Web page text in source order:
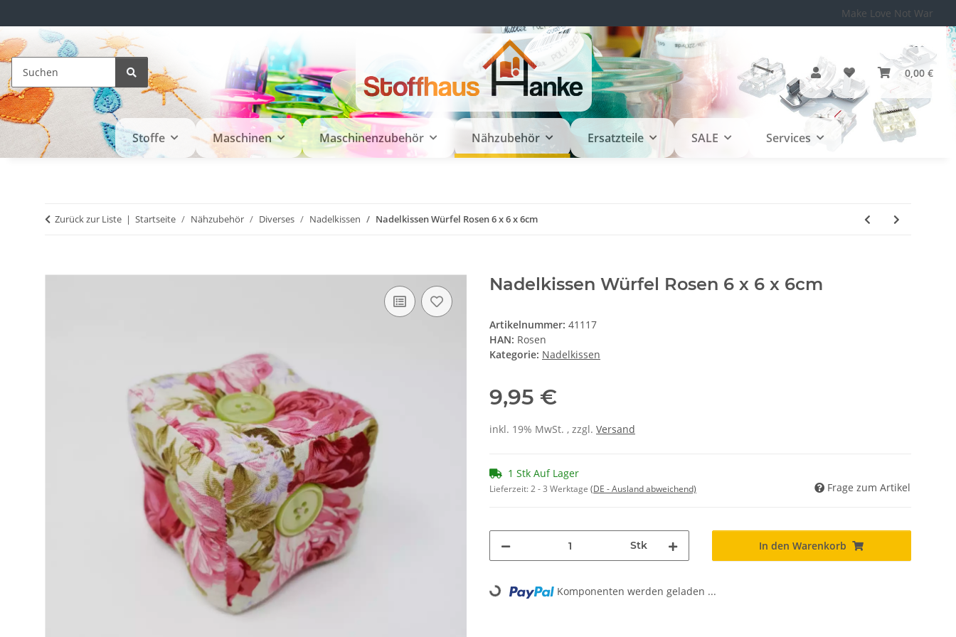
Make Love Not War
0,00 €
Stoffe Maschinen Maschinenzubehör Nähzubehör Ersatzteile SALE Services
Zurück zur Liste Startseite Nähzubehör Diverses Nadelkissen Nadelkissen Würfel Rosen 6 x 6 x 6cm
Nadelkissen Würfel Rosen 6 x 6 x 6cm
Artikelnummer: 41117
HAN: Rosen
Kategorie: Nadelkissen
9,95 €
inkl. 19% MwSt. , zzgl. Versand
1 Stk Auf Lager
Lieferzeit:2 - 3 Werktage (DE - Ausland abweichend) Frage zum Artikel
Stk In den Warenkorb
Loading... Komponenten werden geladen ...